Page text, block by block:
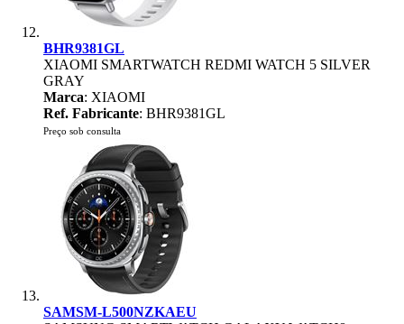
BHR9381GL
XIAOMI SMARTWATCH REDMI WATCH 5 SILVER
GRAY
Marca: XIAOMI
Ref. Fabricante: BHR9381GL
Preço sob consulta
SAMSM-L500NZKAEU